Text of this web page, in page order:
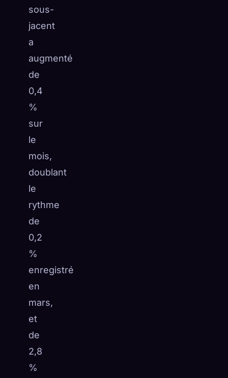
sous-
jacent
a
augmenté
de
0,4
%
sur
le
mois,
doublant
le
rythme
de
0,2
%
enregistré
en
mars,
et
de
2,8
%